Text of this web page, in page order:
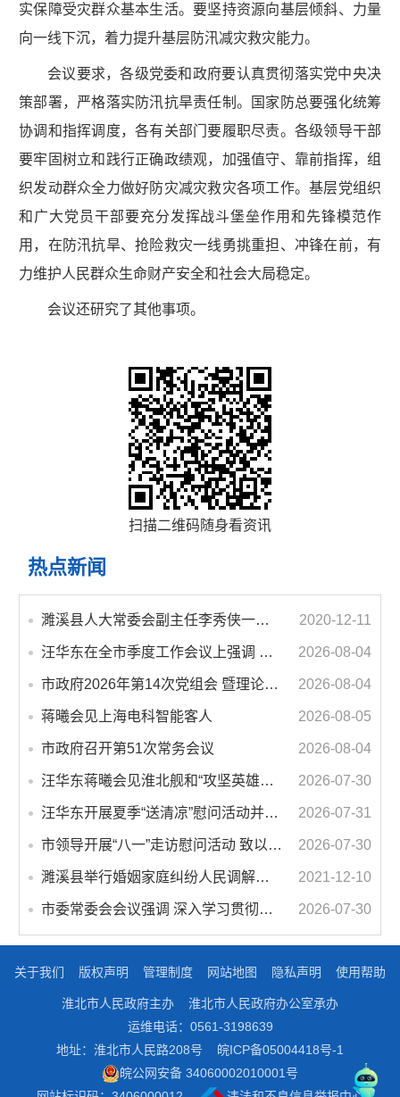
实保障受灾群众基本生活。要坚持资源向基层倾斜、力量
向一线下沉，着力提升基层防汛减灾救灾能力。
会议要求，各级党委和政府要认真贯彻落实党中央决
策部署，严格落实防汛抗旱责任制。国家防总要强化统筹
协调和指挥调度，各有关部门要履职尽责。各级领导干部
要牢固树立和践行正确政绩观，加强值守、靠前指挥，组
织发动群众全力做好防灾减灾救灾各项工作。基层党组织
和广大党员干部要充分发挥战斗堡垒作用和先锋模范作
用，在防汛抗旱、抢险救灾一线勇挑重担、冲锋在前，有
力维护人民群众生命财产安全和社会大局稳定。
会议还研究了其他事项。
扫描二维码随身看资讯
热点新闻
濉溪县人大常委会副主任李秀侠一行调研城乡客运一体化和治超工作 2020-12-11
汪华东在全市季度工作会议上强调 锚定打好“三仗”任务和年度预期目标不动摇 在全市上下掀起比学赶超争先进位的攻坚热潮 2026-08-04
市政府2026年第14次党组会 暨理论学习中心组学习会议召开 蒋曦主持会议并讲话 2026-08-04
蒋曦会见上海电科智能客人 2026-08-05
市政府召开第51次常务会议 2026-08-04
汪华东蒋曦会见淮北舰和“攻坚英雄连”官兵代表 2026-07-30
汪华东开展夏季“送清凉”慰问活动并调研专门教育工作 落实落细防暑降温措施 用心用情关爱一线职工 2026-07-31
市领导开展“八一”走访慰问活动 致以节日问候 畅叙鱼水深情 2026-07-30
濉溪县举行婚姻家庭纠纷人民调解委员会暨调解志愿者服务团成立仪式 2021-12-10
市委常委会会议强调 深入学习贯彻习近平总书记重要讲话指示精神 高质量推进城市更新 不断提升本质安全水平 汪华东主持会议 2026-07-30
关于我们 版权声明 管理制度 网站地图 隐私声明 使用帮助
淮北市人民政府主办
淮北市人民政府办公室承办
运维电话：0561-3198639
地址：淮北市人民路208号
皖ICP备05004418号-1
皖公网安备 34060002010001号